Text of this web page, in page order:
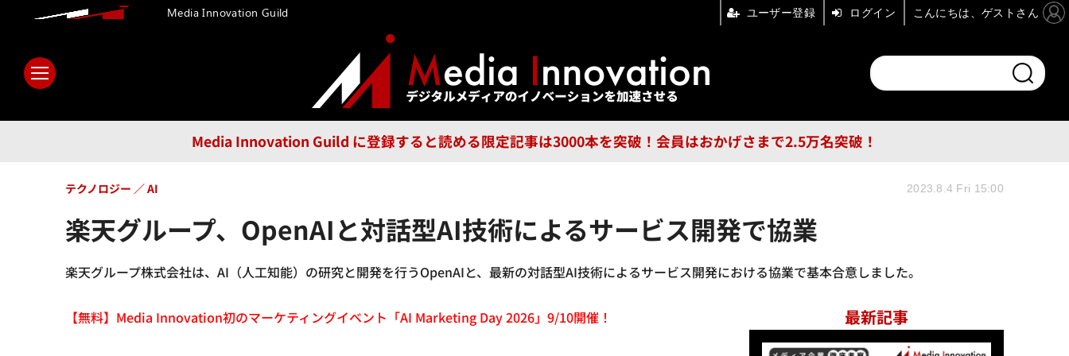
Media Innovation Guild に登録すると読める限定記事は3000本を突破！会員はおかげさまで2.5万名突破！
メディア テクノロジー 広告 企業 特集 ブランドチャンネル
フォーエム その他
楽天グループ、OpenAIと対話型AI技術によるサービス開発で協業
楽天グループ株式会社は、AI（人工知能）の研究と開発を行うOpenAIと、最新の対話型AI技術によるサービス開発における協業で基本合意しました。
テクノロジー AI 2023.8.4 Fri 15:00
【無料】Media Innovation初のマーケティングイベント「AI Marketing Day 2026」9/10開催！ 最新記事
Media Innovation Guild ユーザー登録 ログイン こんにちは、ゲストさん